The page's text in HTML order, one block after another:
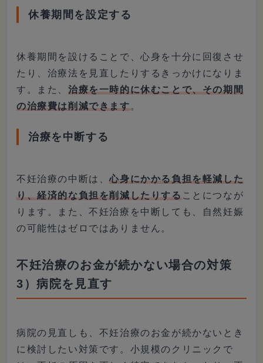
休養期間を設定する
休養期間を設けることで、心身を十分に回復させ
たり、治療法を見直したりするきっかけになりま
す。また、 治療を一時的に休むことで、その期間
の治療費は削減できます。
治療を中断する
不妊治療の中断は、心身にかかる負担を軽減した
り、経済的な負担を削減したりすることにつなが
ります。また、不妊治療を中断しても、自然妊娠
の可能性はゼロではありません。
不妊治療のお金が続かない場合の対策
3）病院を見直す
病院の見直しも、不妊治療のお金が続かないとき
に検討したい対策です。小規模のクリニックで